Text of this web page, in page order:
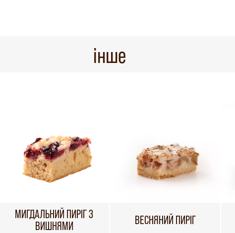
інше
МИГДАЛЬНИЙ ПИРІГ З
ВИШНЯМИ
ВЕСНЯНИЙ ПИРІГ